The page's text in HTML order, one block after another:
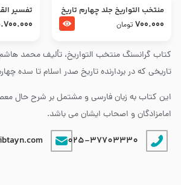
کتاب گرانسنگ منتخب التواريخ، تألیف محمد هاشم
تاریخی که در بردارنده تاریخ صدر اسلام تا سده
این کتاب به زبان فارسی و مشتمل بر شرح حال
امامزادگان و اصحاب ایشان می باشد.
025-37703330
منتخب التواریخ جلد چهارم تاریخ
امام زین العابدین و امام محمد
700.000 تومان
تفسير
المرتضي